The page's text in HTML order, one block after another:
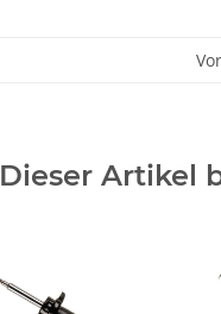
Dieser Artikel